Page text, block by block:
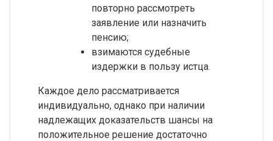
повторно рассмотреть
заявление или назначить
пенсию;
взимаются судебные
издержки в пользу истца.
Каждое дело рассматривается
индивидуально, однако при наличии
надлежащих доказательств шансы на
положительное решение достаточно